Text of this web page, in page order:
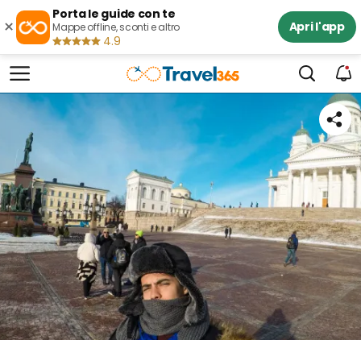
×
Porta le guide con te
Mappe offline, sconti e altro
4.9
Apri l'app